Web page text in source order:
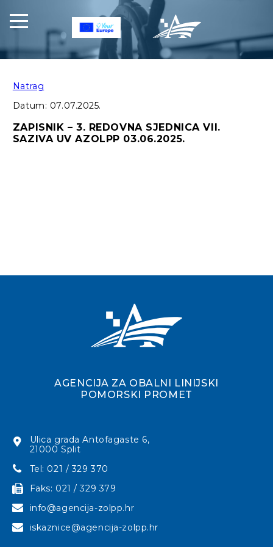
Natrag
Datum: 07.07.2025.
ZAPISNIK – 3. REDOVNA SJEDNICA VII.
SAZIVA UV AZOLPP 03.06.2025.
AGENCIJA ZA OBALNI LINIJSKI
POMORSKI PROMET
Ulica grada Antofagaste 6,
21000 Split
Tel: 021 / 329 370
Faks: 021 / 329 379
info@agencija-zolpp.hr
iskaznice@agencija-zolpp.hr